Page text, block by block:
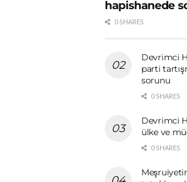
hapishanede
0 SHARES
Devrimci
parti
sorunu
0 SHARES
Devrimci
ülke ve
0 SHARES